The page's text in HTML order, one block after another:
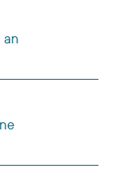
an